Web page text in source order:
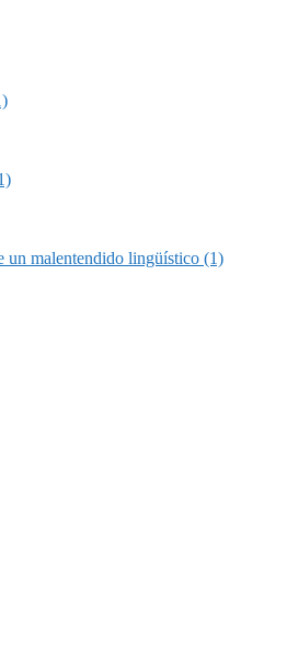
un malentendido lingüístico (1)